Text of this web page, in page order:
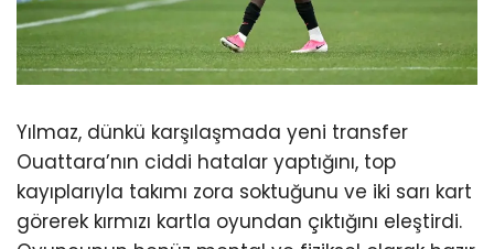
Yılmaz, dünkü karşılaşmada yeni transfer
Ouattara’nın ciddi hatalar yaptığını, top
kayıplarıyla takımı zora soktuğunu ve iki sarı kart
görerek kırmızı kartla oyundan çıktığını eleştirdi.